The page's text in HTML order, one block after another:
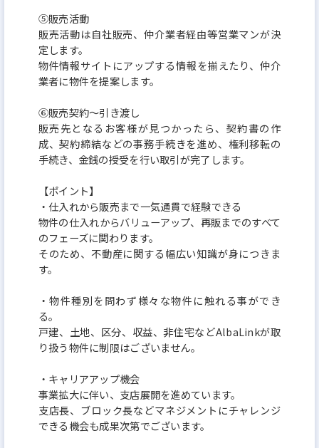
⑤販売活動
販売活動は自社販売、仲介業者経由等営業マンが決
定します。
物件情報サイトにアップする情報を揃えたり、仲介
業者に物件を提案します。
⑥販売契約～引き渡し
販売先となるお客様が見つかったら、契約書の作
成、契約締結などの事務手続きを進め、権利移転の
手続き、金銭の授受を行い取引が完了します。
【ポイント】
・仕入れから販売まで一気通貫で経験できる
物件の仕入れからバリューアップ、再販までのすべて
のフェーズに関わります。
そのため、不動産に関する幅広い知識が身につきま
す。
・物件種別を問わず様々な物件に触れる事ができ
る。
戸建、土地、区分、収益、非住宅などAlbaLinkが取
り扱う物件に制限はございません。
・キャリアアップ機会
事業拡大に伴い、支店展開を進めています。
支店長、ブロック長などマネジメントにチャレンジ
できる機会も成果次第でございます。